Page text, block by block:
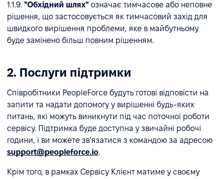
1.1.9. "Обхідний шлях" означає тимчасове або неповне
рішення, що застосовується як тимчасовий захід для
швидкого вирішення проблеми, яке в майбутньому
буде замінено більш повним рішенням.
2. Послуги підтримки
Співробітники PeopleForce будуть готові відповісти на
запити та надати допомогу у вирішенні будь-яких
питань, які можуть виникнути під час поточної роботи
сервісу. Підтримка буде доступна у звичайні робочі
години, і ви можете зв'язатися з командою за адресою
support@peopleforce.io.
Крім того, в рамках Сервісу Клієнт матиме у своєму